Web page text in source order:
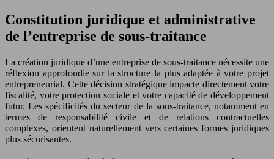
Constitution juridique et administrative
de l’entreprise de sous-traitance
La création juridique d’une entreprise de sous-traitance nécessite une
réflexion approfondie sur la structure la plus adaptée à votre projet
entrepreneurial. Cette décision stratégique impacte directement votre
fiscalité, votre protection sociale et votre capacité de développement
futur. Les spécificités du secteur de la sous-traitance, notamment en
termes de responsabilité civile et de relations contractuelles
complexes, orientent naturellement vers certaines formes juridiques
plus sécurisantes.